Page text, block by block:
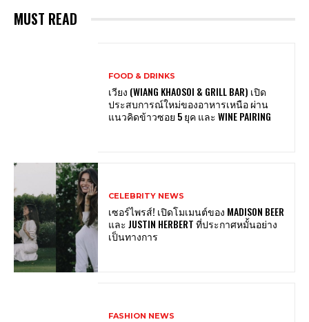
MUST READ
FOOD & DRINKS
เวียง (WIANG KHAOSOI & GRILL BAR) เปิด
ประสบการณ์ใหม่ของอาหารเหนือ ผ่าน
แนวคิดข้าวซอย 5 ยุค และ WINE PAIRING
CELEBRITY NEWS
เซอร์ไพรส์! เปิดโมเมนต์ของ MADISON BEER
และ JUSTIN HERBERT ที่ประกาศหมั้นอย่าง
เป็นทางการ
FASHION NEWS